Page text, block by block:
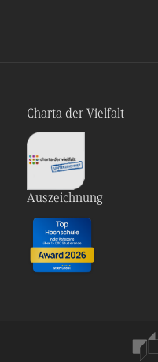
Charta der Vielfalt
Auszeichnung